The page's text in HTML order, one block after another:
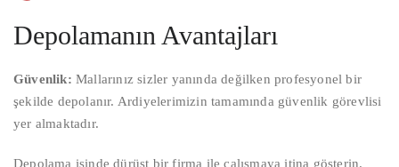
Depolamanın Avantajları
Güvenlik: Mallarınız sizler yanında değilken profesyonel bir
şekilde depolanır. Ardiyelerimizin tamamında güvenlik görevlisi
yer almaktadır.
Depolama işinde dürüst bir firma ile çalışmaya itina gösterin.